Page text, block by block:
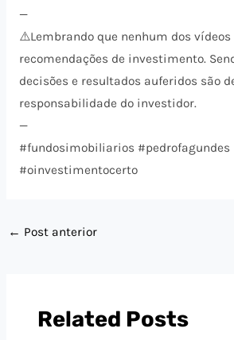
—
⚠️​Lembrando que nenhum dos
recomendações de investimento.
decisões e resultados auferidos são
responsabilidade do investidor.
—
#fundosimobiliarios #pedrofagundes
#oinvestimentocerto
← Post anterior
Related Posts